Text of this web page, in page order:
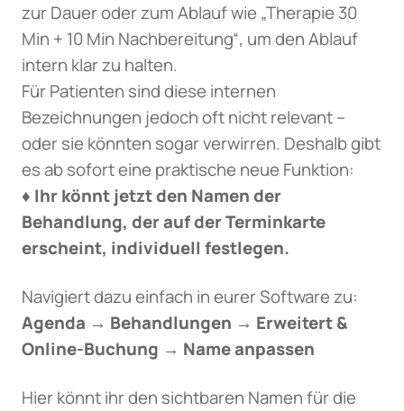
zur Dauer oder zum Ablauf wie „Therapie 30
Min + 10 Min Nachbereitung“, um den Ablauf
intern klar zu halten.
Für Patienten sind diese internen
Bezeichnungen jedoch oft nicht relevant –
oder sie könnten sogar verwirren. Deshalb gibt
es ab sofort eine praktische neue Funktion:
♦ Ihr könnt jetzt den Namen der
Behandlung, der auf der Terminkarte
erscheint, individuell festlegen.
Navigiert dazu einfach in eurer Software zu:
Agenda → Behandlungen → Erweitert &
Online-Buchung → Name anpassen
Hier könnt ihr den sichtbaren Namen für die